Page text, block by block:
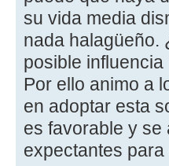
su vida media
nada halagüeño.
posible
Por ello animo a
en adoptar esta
es favorable y se
expectantes